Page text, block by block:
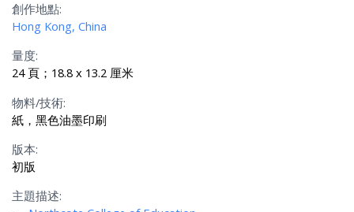
創作地點:
Hong Kong, China
量度:
24 頁；18.8 x 13.2 厘米
物料/技術:
紙，黑色油墨印刷
版本:
初版
主題描述: